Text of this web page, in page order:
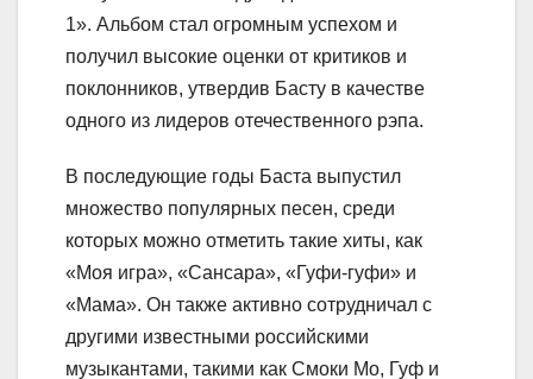
1». Альбом стал огромным успехом и
получил высокие оценки от критиков и
поклонников, утвердив Басту в качестве
одного из лидеров отечественного рэпа.
В последующие годы Баста выпустил
множество популярных песен, среди
которых можно отметить такие хиты, как
«Моя игра», «Сансара», «Гуфи-гуфи» и
«Мама». Он также активно сотрудничал с
другими известными российскими
музыкантами, такими как Смоки Мо, Гуф и